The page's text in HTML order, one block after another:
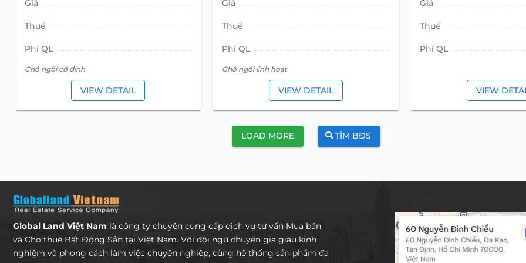
Giá
Thuế
Phí QL
Chỗ ngồi cố định
VIEW DETAIL
Giá
Thuế
Phí QL
Chỗ ngồi linh hoạt
VIEW DETAIL
Giá
Thuế
Phí QL
VIEW
LOAD MORE TÌM BĐS
Global Land Việt Nam là công ty chuyên cung cấp dịch vụ tư vấn Mua bán
và Cho thuê Bất Động Sản tại Việt Nam. Với đội ngũ chuyên gia giàu kinh
nghiệm và phong cách làm việc chuyên nghiệp, cùng hệ thống sản phẩm đa